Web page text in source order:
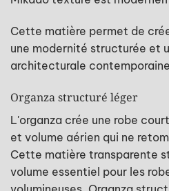
Cette matière permet de
une modernité structurée et
architecturale
Organza structuré léger
L'organza crée une robe
et volume aérien qui ne
Cette matière transparente
volume essentiel pour les